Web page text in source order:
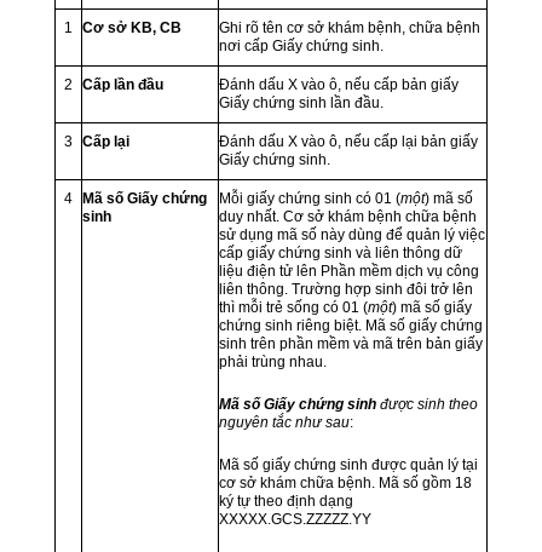
1 Cơ sở KB, CB
Ghi rõ tên cơ sở khám bệnh, chữa bệnh
nơi cấp Giấy chứng sinh.
2 Cấp lần đầu
Đánh dấu X vào ô, nếu cấp bản giấy
Giấy chứng sinh lần đầu.
3 Cấp lại
Đánh dấu X vào ô, nếu cấp lại bản giấy
Giấy chứng sinh.
4
Mã số Giấy chứng
sinh
Mỗi giấy chứng sinh có 01 (một) mã số
duy nhất. Cơ sở khám bệnh chữa bệnh
sử dụng mã số này dùng để quản lý việc
cấp giấy chứng sinh và liên thông dữ
liệu điện tử lên Phần mềm dịch vụ công
liên thông. Trường hợp sinh đôi trở lên
thì mỗi trẻ sống có 01 (một) mã số giấy
chứng sinh riêng biệt. Mã số giấy chứng
sinh trên phần mềm và mã trên bản giấy
phải trùng nhau.
Mã số Giấy chứng sinh được sinh theo
nguyên tắc như sau:
Mã số giấy chứng sinh được quản lý tại
cơ sở khám chữa bệnh. Mã số gồm 18
ký tự theo định dạng
XXXXX.GCS.ZZZZZ.YY